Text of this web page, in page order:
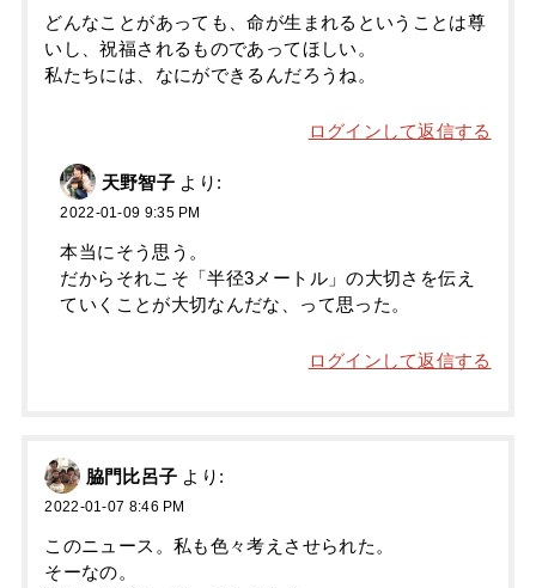
どんなことがあっても、命が生まれるということは尊
いし、祝福されるものであってほしい。
私たちには、なにができるんだろうね。
ログインして返信する
天野智子 より:
2022-01-09 9:35 PM
本当にそう思う。
だからそれこそ「半径3メートル」の大切さを伝え
ていくことが大切なんだな、って思った。
ログインして返信する
脇門比呂子 より:
2022-01-07 8:46 PM
このニュース。私も色々考えさせられた。
そーなの。